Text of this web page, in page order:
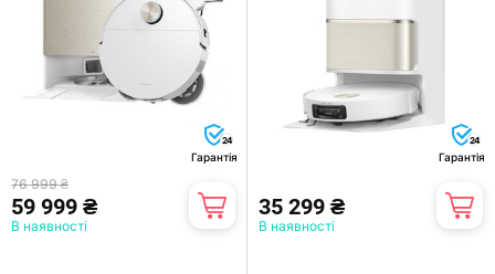
24
Гарантія
76 999 ₴
59 999 ₴
В наявності
24
Гарантія
35 299 ₴
В наявності